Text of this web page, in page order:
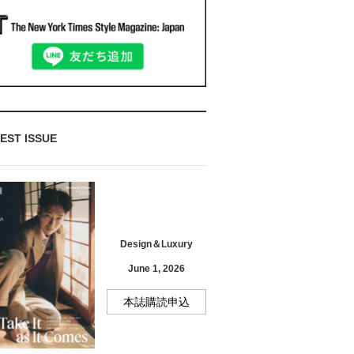
ISSUE
Design＆Luxury
June 1, 2026
本誌購読申込